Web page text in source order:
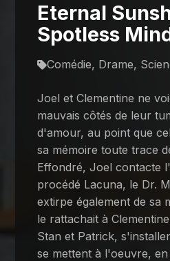
Eternal
Spotless
Comédie, Drame,
Joel et Clementine ne
mauvais côtés de leur
d'amour, au point que
sa mémoire toute trace
Effondré, Joel contacte
procédé Lacuna, le Dr.
extirpe également de sa
le rattachait à
Stan et Patrick,
se mettent à l'oeuvre,